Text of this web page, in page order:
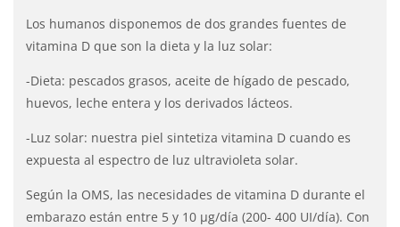
Los humanos disponemos de dos grandes fuentes de
vitamina D que son la dieta y la luz solar:
-Dieta: pescados grasos, aceite de hígado de pescado,
huevos, leche entera y los derivados lácteos.
-Luz solar: nuestra piel sintetiza vitamina D cuando es
expuesta al espectro de luz ultravioleta solar.
Según la OMS, las necesidades de vitamina D durante el
embarazo están entre 5 y 10 μg/día (200- 400 UI/día). Con